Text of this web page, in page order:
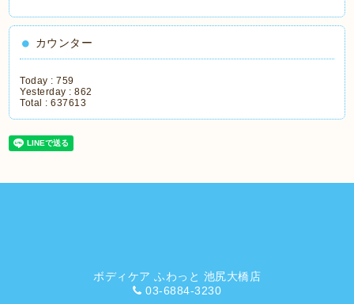
カウンター
Today :759
Yesterday :862
Total :637613
ボディケア ふわっと 池尻大橋店
03-6884-3230